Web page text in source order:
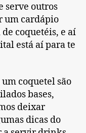
serve outros
um cardápio
coquetéis, e aí
está aí para te
coquetel são
bases,
deixar
dicas do